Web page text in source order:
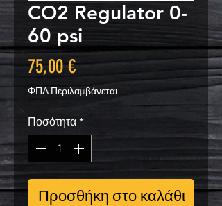
CO2 Regulator 0-
60 psi
75,00 €Τιμή
ΦΠΑ Περιλαμβάνεται
Ποσότητα *
Προσθήκη στο καλάθι